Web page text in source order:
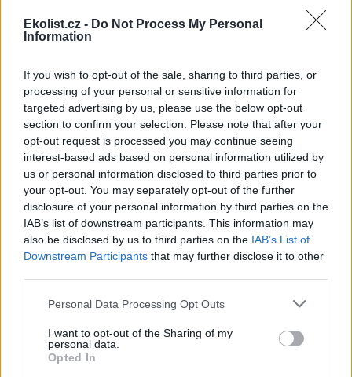
Ekolist.cz - Do Not Process My Personal
Information
If you wish to opt-out of the sale, sharing to third parties, or
processing of your personal or sensitive information for
targeted advertising by us, please use the below opt-out
section to confirm your selection. Please note that after your
opt-out request is processed you may continue seeing
interest-based ads based on personal information utilized by
us or personal information disclosed to third parties prior to
your opt-out. You may separately opt-out of the further
disclosure of your personal information by third parties on the
IAB’s list of downstream participants. This information may
also be disclosed by us to third parties on the IAB’s List of
Downstream Participants that may further disclose it to other
Personal Data Processing Opt Outs
I want to opt-out of the Sharing of my
personal data.
Opted In
pirátská strana. Požaduje, aby policie prověřila okolnosti odebrání
případu České inspekci životního prostředí (ČIŽP) a zastavení řízení.
dalším osobám, jejichž účast na popsaném postupu může být
zjištěna prověřováním. Stanovisko MŽP a ČIŽP ČTK shání.
Ředitelé odborů i mluvčí se z ČIŽP rozhodli odejít z
vlastní vůle, řekl Straka
ČTK )
Diskuse: 1
Ředitel odboru vnitřních
služeb Matěj Mrlina, vedoucí
služebního úřadu Oldřich
Jarolím a tisková mluvčí Miriam
Loužecká končí na České
inspekci životního prostředí (ČIŽP) z vlastní iniciativy. Na dotaz ČTK
to napsal nový ředitel inspekce Pavel Straka (za Motoristy). O jejich
Podle něj tak končí dva z pěti ředitelů odborů na ČIŽP.
Veterináři v horku ošetřují více zvířat, ohrožení jsou psi
se zploštělým čumákem